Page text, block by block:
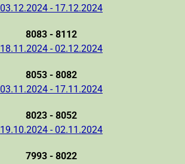
03.12.2024 - 17.12.2024
8083 - 8112
18.11.2024 - 02.12.2024
8053 - 8082
03.11.2024 - 17.11.2024
8023 - 8052
19.10.2024 - 02.11.2024
7993 - 8022